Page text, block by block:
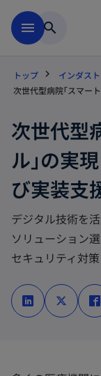
menu search
トップ インダス
次世代型病院｢スマー
次世代型
ル｣の実
び実装支
デジタル技術を
ソリューション
セキュリティ対策
新
し
い
タ
新
し
い
タ